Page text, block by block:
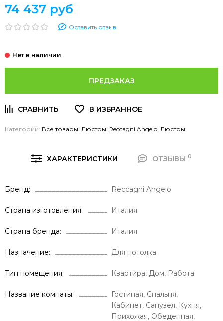
74 437 руб
Оставить отзыв
ПРЕДЗАКАЗ
Категории: Все товары Люстры Reccagni Angelo Люстры
ХАРАКТЕРИСТИКИ ОТЗЫВЫ 0
Бренд Reccagni Angelo
Страна изготовления Италия
Страна бренда Италия
Назначение Для потолка
Тип помещения Квартира, Дом, Работа
Название комнаты
Гостиная, Спальня,
Кабинет, Санузел, Кухня,
Прихожая, Обеденная,